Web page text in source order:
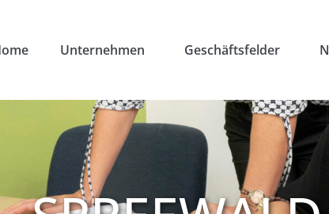
Unternehmen Geschäftsfelder